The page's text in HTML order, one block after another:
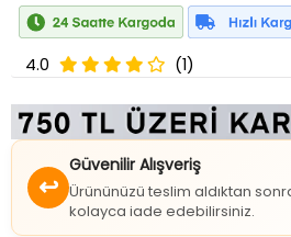
4.0 (1)
Güvenilir Alışveriş
Ürününüzü teslim aldıktan sonra
kolayca iade edebilirsiniz.